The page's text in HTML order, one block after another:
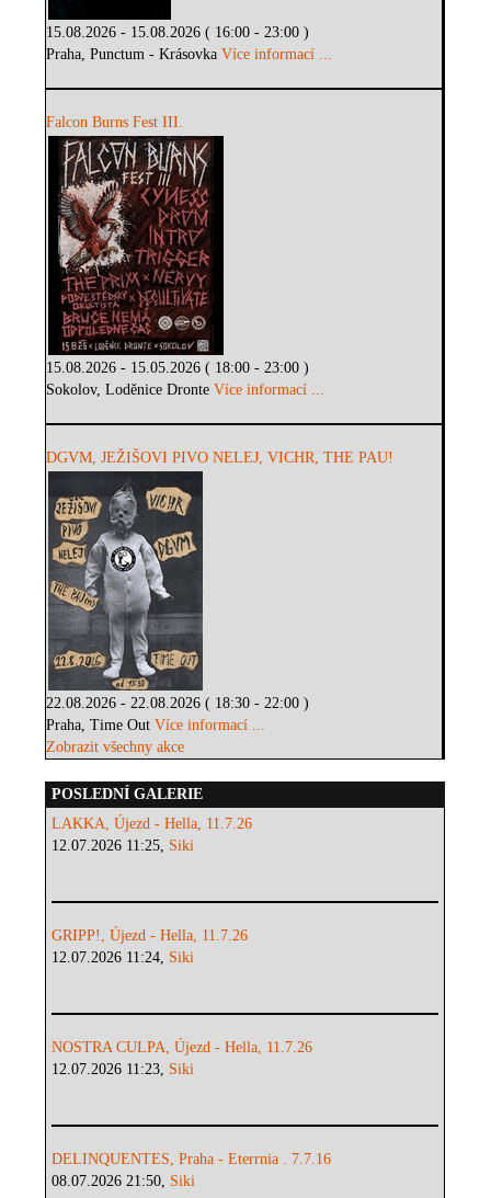
15.08.2026 - 15.08.2026 ( 16:00 - 23:00 )
Praha, Punctum - KrásovkaVíce informací ...
Falcon Burns Fest III.
15.08.2026 - 15.05.2026 ( 18:00 - 23:00 )
Sokolov, Loděnice DronteVíce informací ...
DGVM, JEŽIŠOVI PIVO NELEJ, VICHR, THE PAU!
22.08.2026 - 22.08.2026 ( 18:30 - 22:00 )
Praha, Time OutVíce informací ...
Zobrazit všechny akce
POSLEDNÍ GALERIE
LAKKA, Újezd - Hella, 11.7.26
12.07.2026 11:25, Siki
GRIPP!, Újezd - Hella, 11.7.26
12.07.2026 11:24, Siki
NOSTRA CULPA, Újezd - Hella, 11.7.26
12.07.2026 11:23, Siki
DELINQUENTES, Praha - Eterrnia . 7.7.16
08.07.2026 21:50, Siki